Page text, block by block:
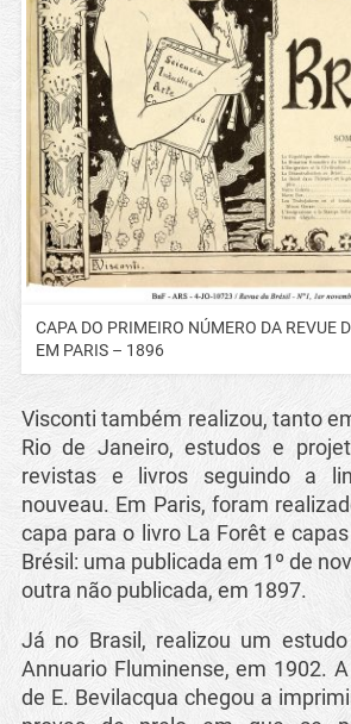
CAPA DO PRIMEIRO NÚMERO DA REVUE
EM PARIS – 1896
Visconti também realizou, tanto
Rio de Janeiro, estudos e
revistas e livros seguindo a
nouveau. Em Paris, foram
capa para o livro La Forêt e
Brésil: uma publicada em 1º de
outra não publicada, em 1897.
Já no Brasil, realizou um
Annuario Fluminense, em 1902.
de E. Bevilacqua chegou a